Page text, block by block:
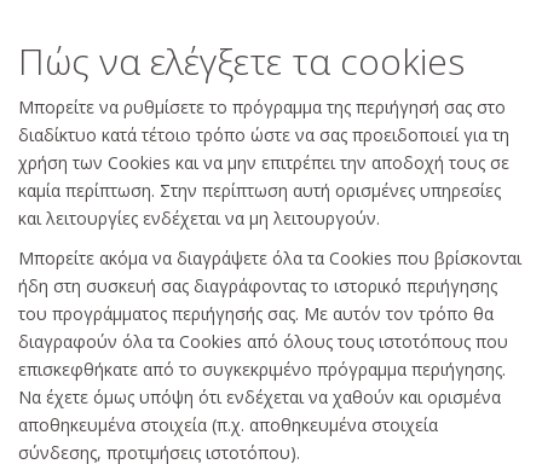
Πώς να ελέγξετε τα cookies
Μπορείτε να ρυθμίσετε το πρόγραμμα της περιήγησή σας στο
διαδίκτυο κατά τέτοιο τρόπο ώστε να σας προειδοποιεί για τη
χρήση των Cookies και να μην επιτρέπει την αποδοχή τους σε
καμία περίπτωση. Στην περίπτωση αυτή ορισμένες υπηρεσίες
και λειτουργίες ενδέχεται να μη λειτουργούν.
Μπορείτε ακόμα να διαγράψετε όλα τα Cookies που βρίσκονται
ήδη στη συσκευή σας διαγράφοντας το ιστορικό περιήγησης
του προγράμματος περιήγησής σας. Με αυτόν τον τρόπο θα
διαγραφούν όλα τα Cookies από όλους τους ιστοτόπους που
επισκεφθήκατε από το συγκεκριμένο πρόγραμμα περιήγησης.
Να έχετε όμως υπόψη ότι ενδέχεται να χαθούν και ορισμένα
αποθηκευμένα στοιχεία (π.χ. αποθηκευμένα στοιχεία
σύνδεσης, προτιμήσεις ιστοτόπου).